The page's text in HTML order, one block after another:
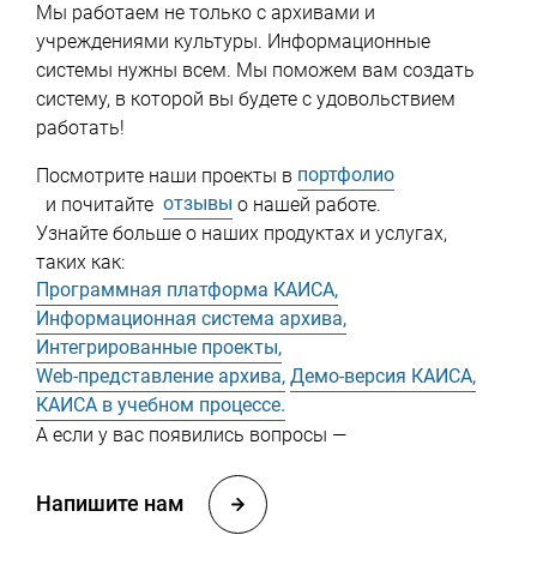
Мы работаем не только с архивами и
учреждениями культуры. Информационные
системы нужны всем. Мы поможем вам создать
систему, в которой вы будете с удовольствием
работать!
Посмотрите наши проекты в портфолио
и почитайте отзывы о нашей работе.
Узнайте больше о наших продуктах и услугах,
таких как:
Программная платформа КАИСА,
Информационная система архива,
Интегрированные проекты,
Web-представление архива, Демо-версия КАИСА,
КАИСА в учебном процессе.
А если у вас появились вопросы —
Напишите нам